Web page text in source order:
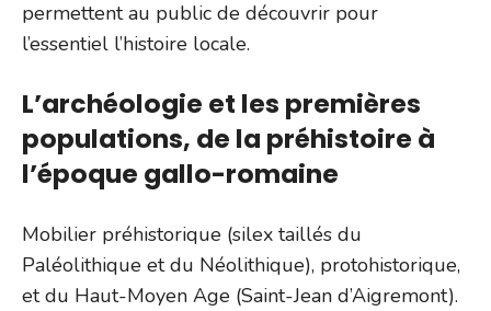
permettent au public de découvrir pour
l’essentiel l’histoire locale.
L’archéologie et les premières
populations, de la préhistoire à
l’époque gallo-romaine
Mobilier préhistorique (silex taillés du
Paléolithique et du Néolithique), protohistorique,
et du Haut-Moyen Age (Saint-Jean d’Aigremont).